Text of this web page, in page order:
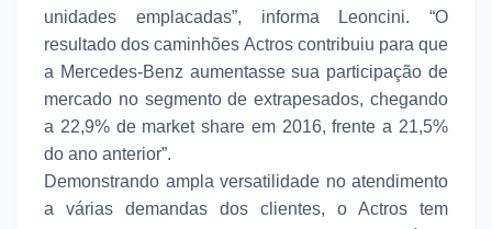
unidades emplacadas”, informa Leoncini. “O
resultado dos caminhões Actros contribuiu para que
a Mercedes-Benz aumentasse sua participação de
mercado no segmento de extrapesados, chegando
a 22,9% de market share em 2016, frente a 21,5%
do ano anterior”.
Demonstrando ampla versatilidade no atendimento
a várias demandas dos clientes, o Actros tem